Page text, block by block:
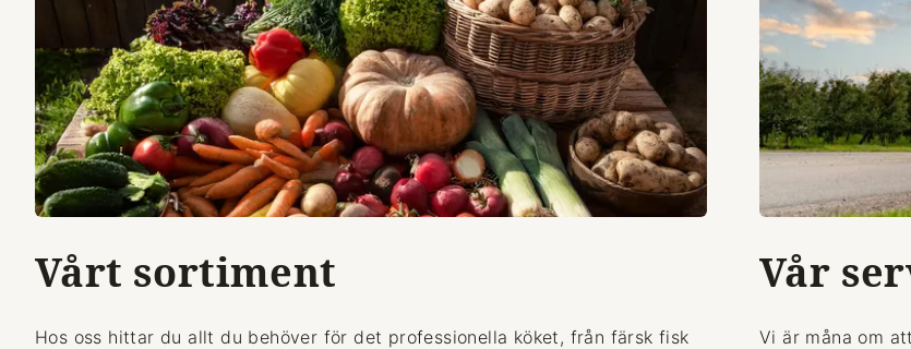
Vårt sortiment
Hos oss hittar du allt du behöver för det professionella köket, från färsk fisk
Vår
Vi är måna om